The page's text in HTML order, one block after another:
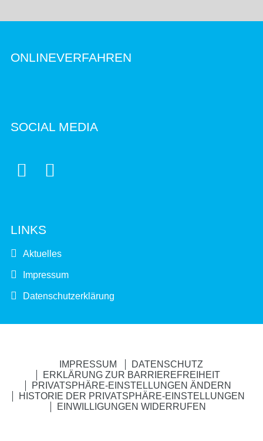
ONLINEVERFAHREN
SOCIAL MEDIA
 
LINKS
Aktuelles
Impressum
Datenschutzerklärung
IMPRESSUM
DATENSCHUTZ
ERKLÄRUNG ZUR BARRIEREFREIHEIT
PRIVATSPHÄRE-EINSTELLUNGEN ÄNDERN
HISTORIE DER PRIVATSPHÄRE-EINSTELLUNGEN
EINWILLIGUNGEN WIDERRUFEN